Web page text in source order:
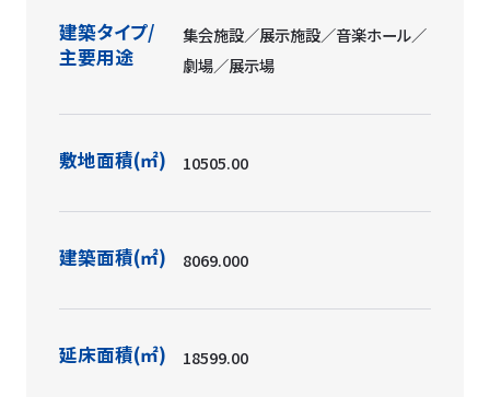
建築タイプ/
主要用途
集会施設／展示施設／音楽ホール／
劇場／展示場
敷地面積(㎡) 10505.00
建築面積(㎡) 8069.000
延床面積(㎡) 18599.00